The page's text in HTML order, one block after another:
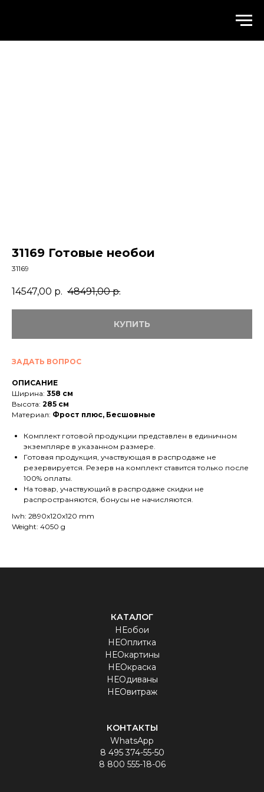
31169 Готовые необои
31169
14547,00 р. 48491,00 р.
КУПИТЬ
ЗАДАТЬ ВОПРОС
ОПИСАНИЕ
Ширина: 358 см
Высота: 285 см
Материал: Фрост плюс, Бесшовные
Комплект готовой продукции представлен в единичном
экземпляре в указанном размере.
Готовая продукция, участвующая в распродаже не
резервируется. Резерв на комплект ставится только после
100% оплаты.
На товар, участвующий в распродаже скидки не
распространяются, бонусы не начисляются.
lwh: 2890x120x120 mm
Weight: 4050 g
КАТАЛОГ
НЕобои
НЕОплитка
НЕОкартины
НЕОкраска
НЕОдиваны
НЕОвитраж
КОНТАКТЫ
WhatsApp
8 495 374-55-50
8 800 555-18-06